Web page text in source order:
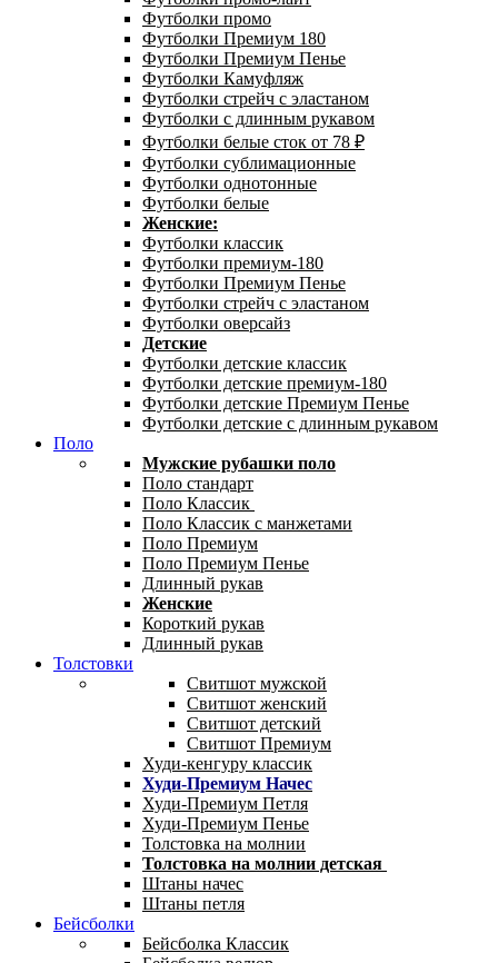
Футболки промо
Футболки Премиум 180
Футболки Премиум Пенье
Футболки Камуфляж
Футболки стрейч с эластаном
Футболки с длинным рукавом
Футболки белые сток от 78 ₽
Футболки сублимационные
Футболки однотонные
Футболки белые
Женские:
Футболки классик
Футболки премиум-180
Футболки Премиум Пенье
Футболки стрейч с эластаном
Футболки оверсайз
Детские
Футболки детские классик
Футболки детские премиум-180
Футболки детские Премиум Пенье
Футболки детские с длинным рукавом
Поло
Мужские рубашки поло
Поло стандарт
Поло Классик
Поло Классик с манжетами
Поло Премиум
Поло Премиум Пенье
Длинный рукав
Женские
Короткий рукав
Длинный рукав
Толстовки
Свитшот мужской
Свитшот женский
Свитшот детский
Свитшот Премиум
Худи-кенгуру классик
Худи-Премиум Начес
Худи-Премиум Петля
Худи-Премиум Пенье
Толстовка на молнии
Толстовка на молнии детская
Штаны начес
Штаны петля
Бейсболки
Бейсболка Классик